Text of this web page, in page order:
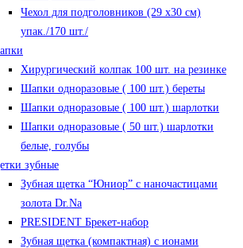
Чехол для подголовников (29 х30 см)
упак./170 шт./
Хирургический колпак 100 шт. на резинке
Шапки одноразовые ( 100 шт.) береты
Шапки одноразовые ( 100 шт.) шарлотки
Шапки одноразовые ( 50 шт.) шарлотки
белые, голубы
зубные
Зубная щетка “Юниор” с наночастицами
золота Dr.Na
PRESIDENT Брекет-набор
Зубная щетка (компактная) с ионами